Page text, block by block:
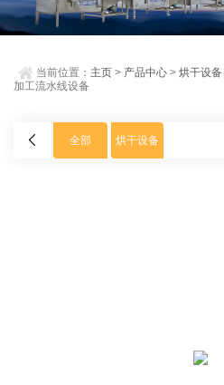
当前位置： 主页 > 产品中心 >烘干设备
加工流水线设备
全部 烘干设备